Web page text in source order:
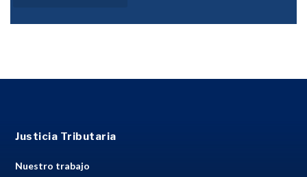
Justicia Tributaria
Nuestro trabajo